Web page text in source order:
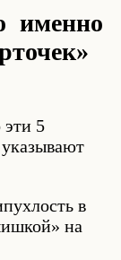
именно
5
в
на